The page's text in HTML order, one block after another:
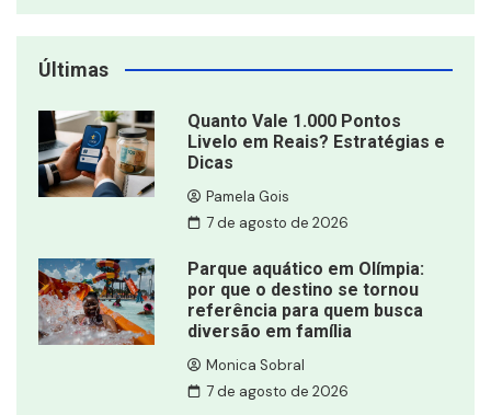
Últimas
Quanto Vale 1.000 Pontos
Livelo em Reais? Estratégias e
Dicas
Pamela Gois
7 de agosto de 2026
Parque aquático em Olímpia:
por que o destino se tornou
referência para quem busca
diversão em família
Monica Sobral
7 de agosto de 2026